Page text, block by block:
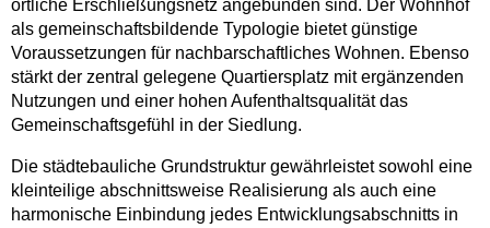
örtliche Erschließungsnetz angebunden sind. Der Wohnhof
als gemeinschaftsbildende Typologie bietet günstige
Voraussetzungen für nachbarschaftliches Wohnen. Ebenso
stärkt der zentral gelegene Quartiersplatz mit ergänzenden
Nutzungen und einer hohen Aufenthaltsqualität das
Gemeinschaftsgefühl in der Siedlung.
Die städtebauliche Grundstruktur gewährleistet sowohl eine
kleinteilige abschnittsweise Realisierung als auch eine
harmonische Einbindung jedes Entwicklungsabschnitts in